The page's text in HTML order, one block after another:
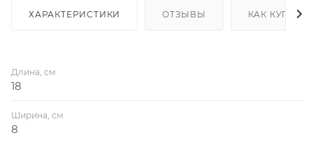
ХАРАКТЕРИСТИКИ ОТЗЫВЫ КАК КУПИТЬ
Длина, см
18
Ширина, см
8